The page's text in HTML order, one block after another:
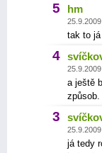
5 hm
tak to
4
a ještě
3
já tedy